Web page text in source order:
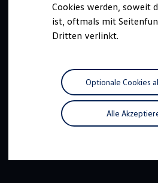
California Club
California Magazin &
Vanlife
California App
California Lifestyle &
Übernachten im California
Unternehmen
Karriere
Nachhaltigkeit
Cookies werden, soweit
ist, oftmals mit
Dritten verlinkt.
Alle
Optionale Cookies